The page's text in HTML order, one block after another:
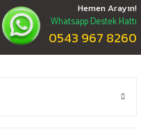
Hemen Arayın!
Whatsapp Destek Hattı
0543 967 8260